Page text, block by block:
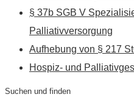
§ 37b SGB V
Palliativversorgung
Aufhebung von § 217
Hospiz- und
Suchen und finden